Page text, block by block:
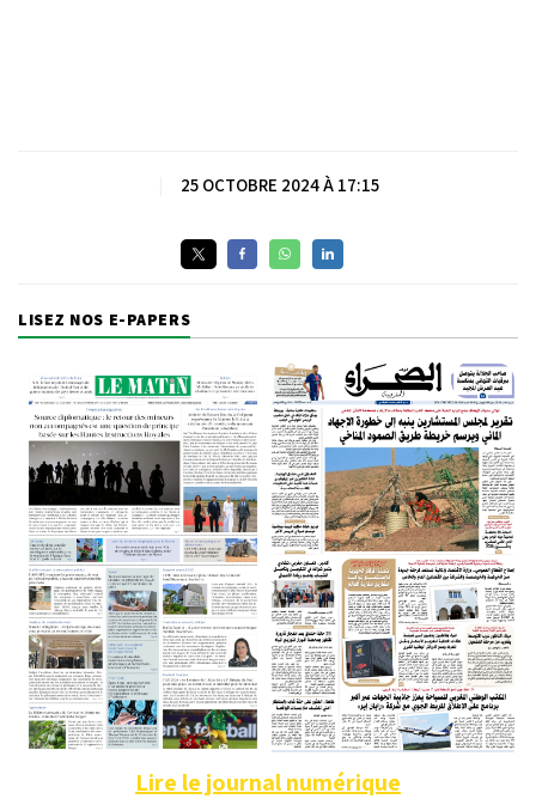
25 OCTOBRE 2024 À 17:15
LISEZ NOS E-PAPERS
Lire le journal numérique